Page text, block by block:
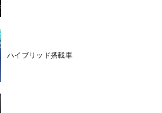
ハイブリッド搭載車